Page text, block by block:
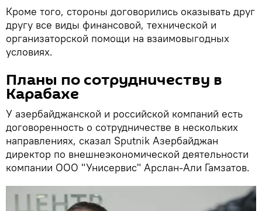
Кроме того, стороны договорились оказывать друг
другу все виды финансовой, технической и
организаторской помощи на взаимовыгодных
условиях.
Планы по сотрудничеству в
Карабахе
У азербайджанской и российской компаний есть
договоренность о сотрудничестве в нескольких
направлениях, сказал Sputnik Азербайджан
директор по внешнеэкономической деятельности
компании ООО "Унисервис" Арслан-Али Гамзатов.